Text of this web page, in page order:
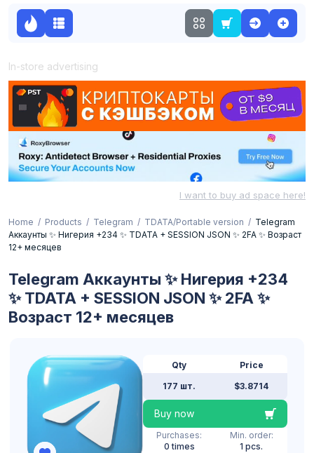
In-store advertising
I want to buy ad space here!
Home Products Telegram TDATA/Portable version
Telegram
Аккаунты ✨ Нигерия +234 ✨ TDATA + SESSION JSON ✨ 2FA ✨ Возраст
12+ месяцев
Telegram Аккаунты ✨ Нигерия +234
✨ TDATA + SESSION JSON ✨ 2FA ✨
Возраст 12+ месяцев
Qty
177 шт.
Price
$3.8714
Buy now
Purchases:
0 times
Min. order:
1 pcs.